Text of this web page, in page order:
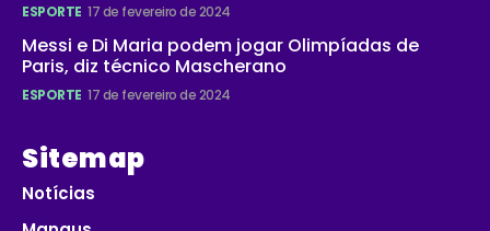
ESPORTE 17 de fevereiro de 2024
Messi e Di Maria podem jogar Olimpíadas de
Paris, diz técnico Mascherano
ESPORTE 17 de fevereiro de 2024
Sitemap
Notícias